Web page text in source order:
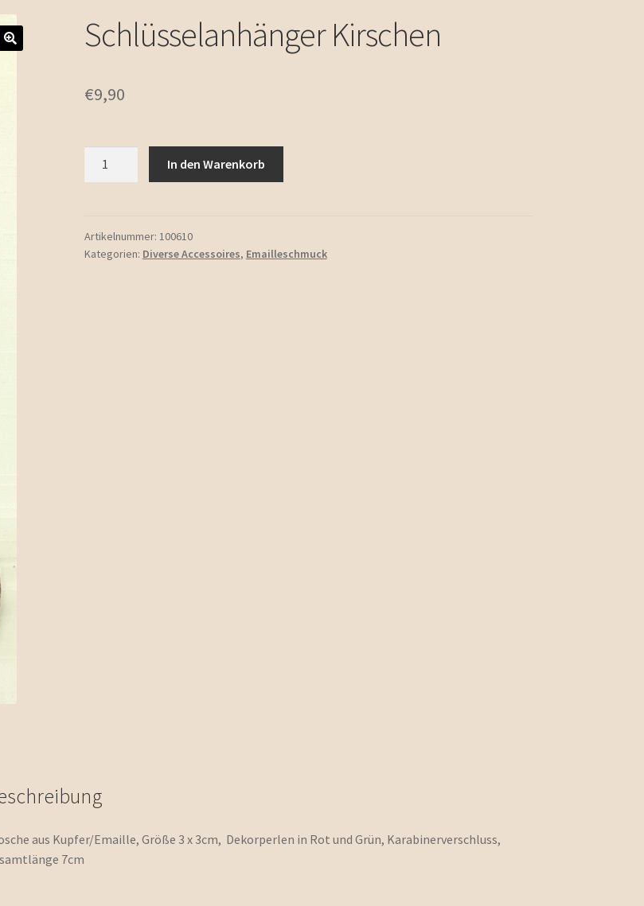
Schlüsselanhänger Kirschen
€9,90
In den Warenkorb
Artikelnummer: 100610
Kategorien: Diverse Accessoires, Emailleschmuck
aus Kupfer/Emaille, Größe 3 x 3cm, Dekorperlen in Rot und Grün, Karabinerverschluss,
7cm